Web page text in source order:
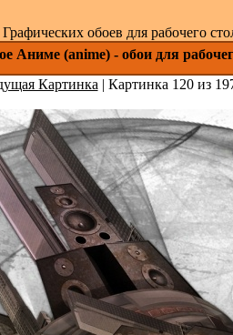
обоев для рабочего
Аниме (anime) - обои для
Картинка | Картинка 120 из